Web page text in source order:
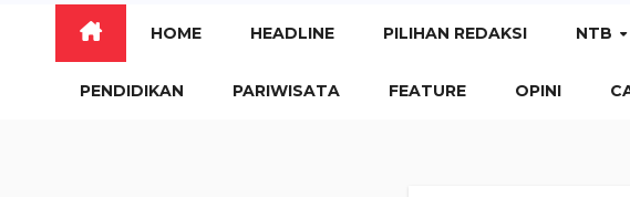
HOME HEADLINE PILIHAN REDAKSI NTB
PENDIDIKAN PARIWISATA FEATURE OPINI